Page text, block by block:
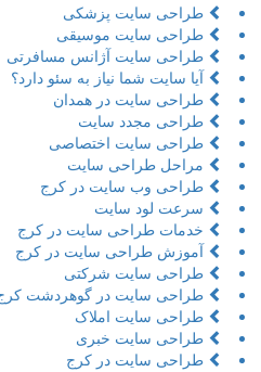
طراحی سایت پزشکی
طراحی سایت موسیقی
طراحی سایت آژانس مسافرتی
آیا سایت شما نیاز به سئو دارد؟
طراحی سایت در همدان
طراحی مجدد سایت
طراحی سایت اختصاصی
مراحل طراحی سایت
طراحی وب سایت در کرج
سرعت لود سایت
خدمات طراحی سایت در کرج
آموزش طراحی سایت در کرج
طراحی سایت شرکتی
طراحی سایت در گوهردشت کرج
طراحی سایت املاک
طراحی سایت خبری
طراحی سایت در کرج